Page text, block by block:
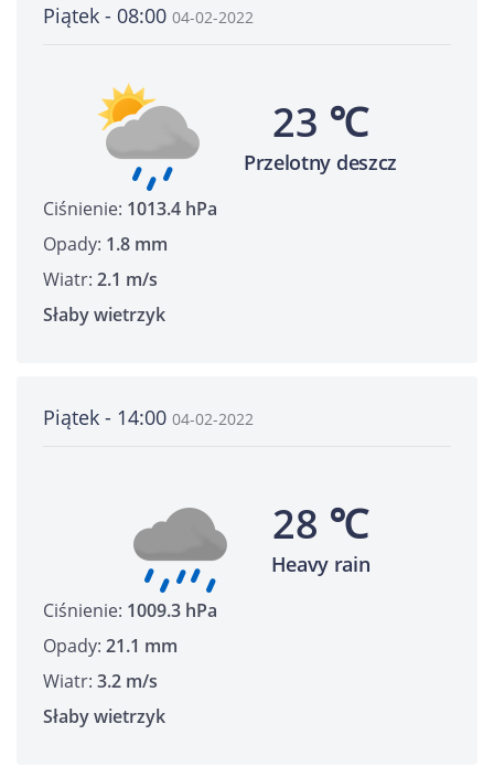
Piątek - 08:00 04-02-2022
23 ℃
Przelotny deszcz
Ciśnienie: 1013.4 hPa
Opady: 1.8 mm
Wiatr: 2.1 m/s
Słaby wietrzyk
Piątek - 14:00 04-02-2022
28 ℃
Heavy rain
Ciśnienie: 1009.3 hPa
Opady: 21.1 mm
Wiatr: 3.2 m/s
Słaby wietrzyk